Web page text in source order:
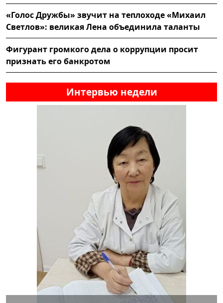
«Голос Дружбы» звучит на теплоходе «Михаил
Светлов»: великая Лена объединила таланты
Фигурант громкого дела о коррупции просит
признать его банкротом
Интервью недели